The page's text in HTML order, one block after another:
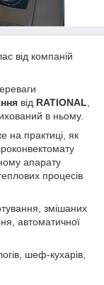
від компаній
від RATIONAL
в ньому.
на практиці, як
апарату
процесів
змішаних
автоматичної
шеф-кухарів,